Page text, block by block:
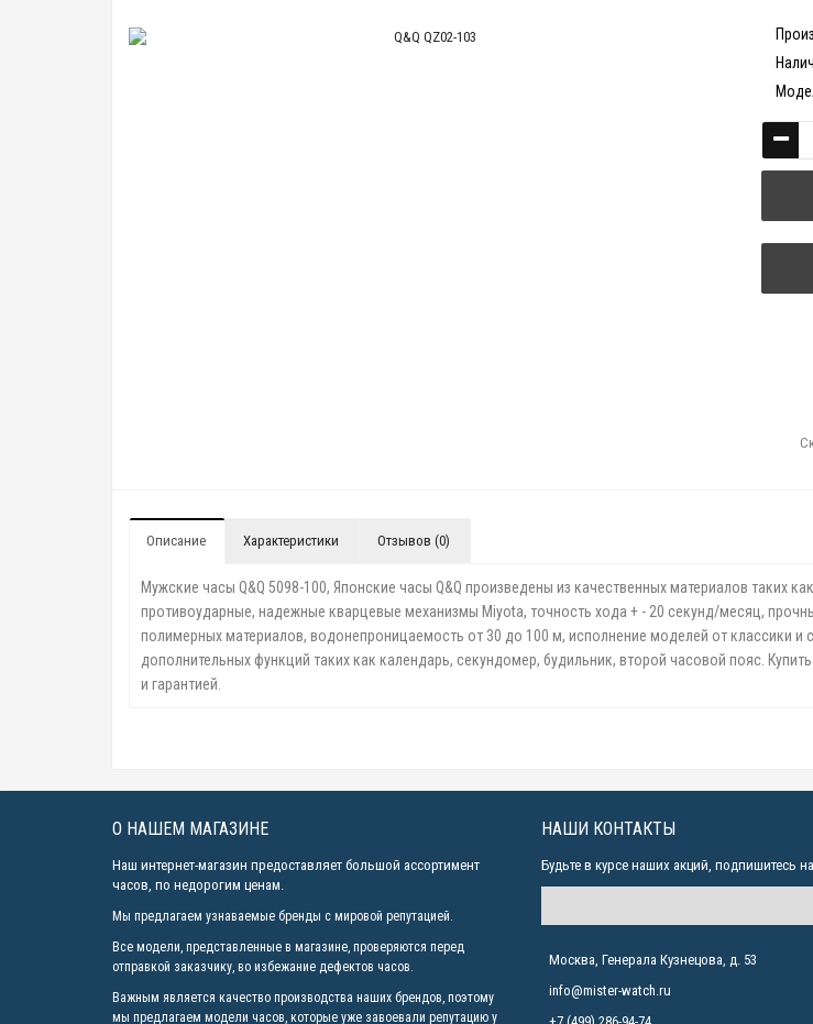
Описание Характеристики Отзывов (0)
Мужские часы Q&Q 5098-100, Японские часы Q&Q произведены из качественных материалов таких
противоударные, надежные кварцевые механизмы Miyota, точность хода + - 20 секунд/месяц,
полимерных материалов, водонепроницаемость от 30 до 100 м, исполнение моделей от классики и
дополнительных функций таких как календарь, секундомер, будильник, второй часовой пояс.
и гарантией.
О НАШЕМ МАГАЗИНЕ
Наш интернет-магазин предоставляет большой ассортимент
часов, по недорогим ценам.
Мы предлагаем узнаваемые бренды с мировой репутацией.
Все модели, представленные в магазине, проверяются перед
отправкой заказчику, во избежание дефектов часов.
Важным является качество производства наших брендов, поэтому
мы предлагаем модели часов, которые уже завоевали репутацию у
НАШИ КОНТАКТЫ
Будьте в курсе наших акций, подпишитесь
Москва, Генерала Кузнецова, д. 53
info@mister-watch.ru